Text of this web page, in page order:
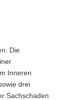
Die
Inneren
drei
Sachschaden